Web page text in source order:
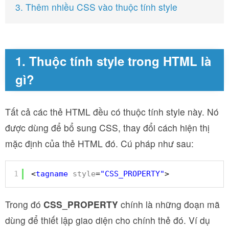
3. Thêm nhiều CSS vào thuộc tính style
1. Thuộc tính style trong HTML là
gì?
Tất cả các thẻ HTML đều có thuộc tính style này. Nó
được dùng để bổ sung CSS, thay đổi cách hiện thị
mặc định của thẻ HTML đó. Cú pháp như sau:
1 <tagname style="CSS_PROPERTY">
Trong đó CSS_PROPERTY chính là những đoạn mã
dùng để thiết lập giao diện cho chính thẻ đó. Ví dụ